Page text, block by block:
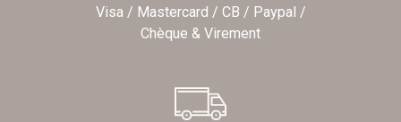
Visa / Mastercard / CB / Paypal /
Chèque & Virement